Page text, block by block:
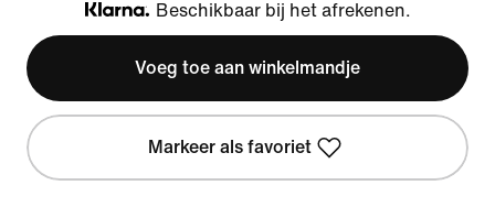
Klarna
Beschikbaar bij het afrekenen.
Voeg toe aan winkelmandje
Markeer als favoriet